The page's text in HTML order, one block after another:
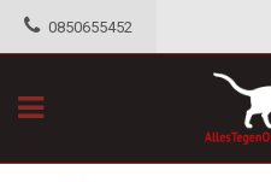
0850655452